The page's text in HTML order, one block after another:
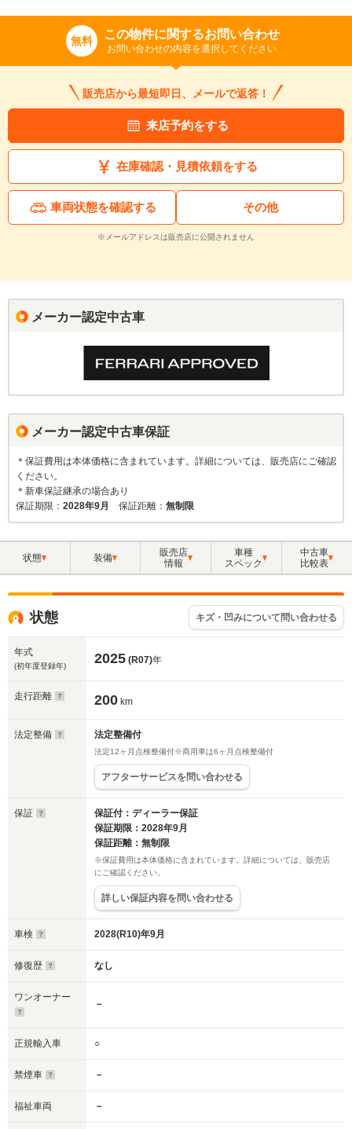
無料 この物件に関するお問い合わせ
お問い合わせの内容を選択してください
販売店から最短即日、メールで返答！
来店予約をする
在庫確認・見積依頼をする
車両状態を確認する その他
※メールアドレスは販売店に公開されません
メーカー認定中古車
メーカー認定中古車保証
＊保証費用は本体価格に含まれています。詳細については、販売店にご確認
ください。
＊新車保証継承の場合あり
保証期限： 2028年9月 保証距離： 無制限
状態 装備
販売店
情報
車種
スペック
中古車
比較表
状態 キズ・凹みについて問い合わせる
年式
(初年度登録年) 2025 (R07)年
走行距離 200 km
法定整備 法定整備付
法定12ヶ月点検整備付※商用車は6ヶ月点検整備付
アフターサービスを問い合わせる
保証
保証付：ディーラー保証
保証期限：2028年9月
保証距離：無制限
※保証費用は本体価格に含まれています。詳細については、販売店
にご確認ください。
詳しい保証内容を問い合わせる
車検 2028(R10)年9月
修復歴 なし
ワンオーナー
－
正規輸入車 ○
禁煙車 －
福祉車両 －